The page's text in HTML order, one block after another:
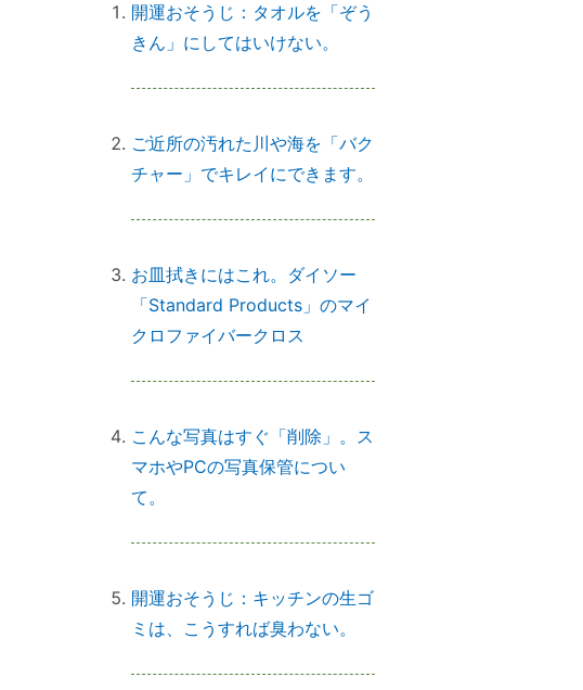
「わかっちゃいるけど止められな
い」反応しちゃうのは、無意識か
【心と魂が整う】産土神社に参拝
実はNG！？｜やってはいけない参
拝マナー７つ
「鉄分」と「温活」で開運♪～鉄瓶
を再生してみた
拭く活は「福活」
開運おそうじ：タオルを「ぞう
きん」にしてはいけない。
ご近所の汚れた川や海を「バク
チャー」でキレイにできます。
お皿拭きにはこれ。ダイソー
「Standard Products」のマイ
クロファイバークロス
こんな写真はすぐ「削除」。ス
マホやPCの写真保管につい
て。
開運おそうじ：キッチンの生ゴ
ミは、こうすれば臭わない。